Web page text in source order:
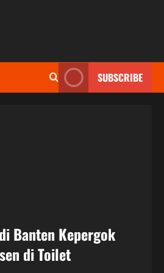
SUBSCRIBE
Banten Kepergok
di Toilet